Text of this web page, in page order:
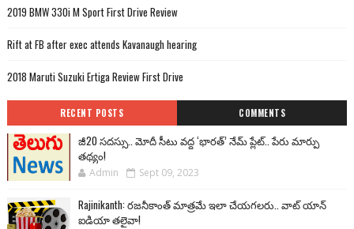
2019 BMW 330i M Sport First Drive Review
Rift at FB after exec attends Kavanaugh hearing
2018 Maruti Suzuki Ertiga Review First Drive
RECENT POSTS COMMENTS
జీ20 సదస్సు.. మోదీ సీటు వద్ద ‘భారత్’ నేమ్ ప్లేట్‌.. పేరు మార్పు
తథ్యం!
Admin Sept 09, 2023
Rajinikanth: రజనీకాంత్ మాత్రమే ఇలా చేయగలరు.. వాట్ యాన్
ఐడియా తలైవా!